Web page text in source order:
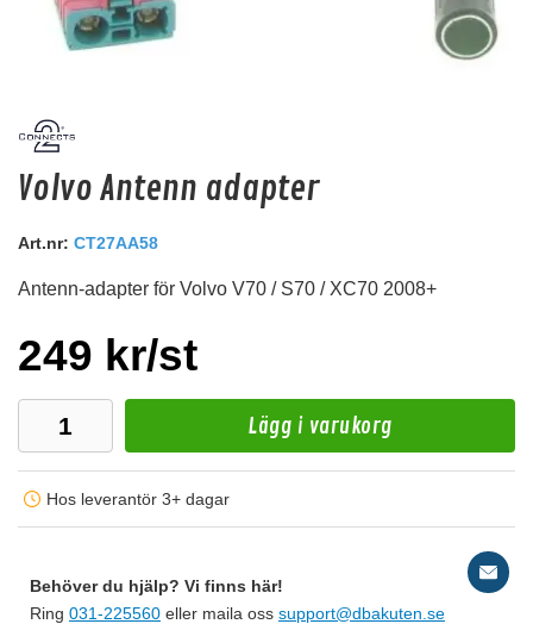
Audio System Z-EVO 0.75M
RCA kabel i OFC koppar. 0,75m lång.
Snabblager 1-3 dagar
Volvo Antenn adapter
Art.nr: CT27AA58
Antenn-adapter för Volvo V70 / S70 / XC70 2008+
249 kr/st
Lägg i varukorg
Hos leverantör 3+ dagar
Behöver du hjälp? Vi finns här!
Ring 031-225560 eller maila oss support@dbakuten.se